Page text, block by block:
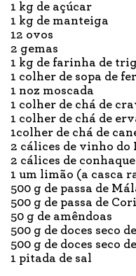
1 kg de açúcar
1 kg de manteiga
12 ovos
2 gemas
1 kg de farinha de
1 colher de sopa de
1 noz moscada
1 colher de chá de
1 colher de chá de
1colher de chá de
2 cálices de vinho do
2 cálices de conhaque
1 um limão (a casca
500 g de passa de
500 g de passa de
50 g de amêndoas
500 g de doces seco
500 g de doces seco
1 pitada de sal